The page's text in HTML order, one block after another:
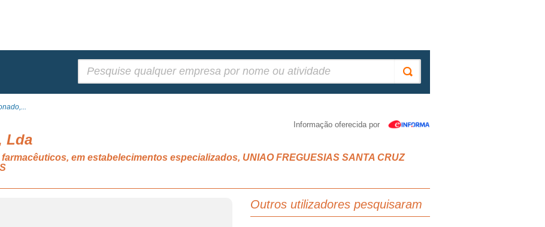
Informação oferecida por
Lda
em estabelecimentos especializados, UNIAO FREGUESIAS SANTA CRUZ
Outros utilizadores pesquisaram